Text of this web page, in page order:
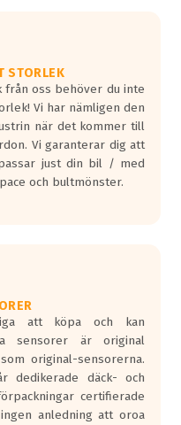
finnas
Hög
det är
vara
STORLEK
oss behöver du inte
Vi har nämligen den
när det kommer till
Vi garanterar dig att
just din bil / med
och bultmönster.
att köpa och kan
sensorer är original
original-sensorerna.
dedikerade däck- och
certifierade
anledning att oroa